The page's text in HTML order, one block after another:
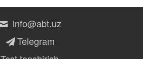
info@abt.uz
Telegram